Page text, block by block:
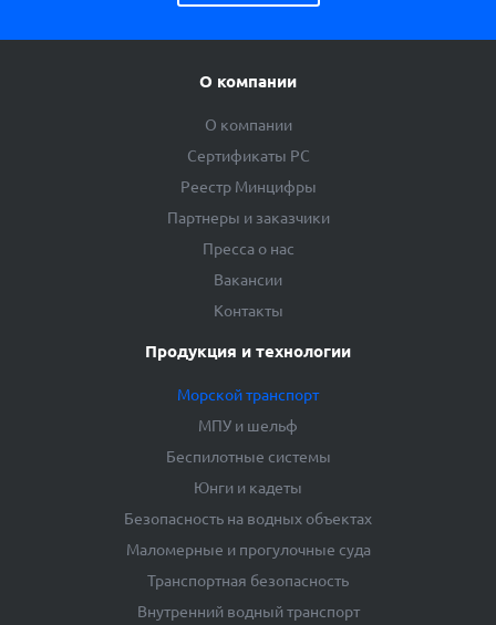
О компании
О компании
Сертификаты РС
Реестр Минцифры
Партнеры и заказчики
Пресса о нас
Вакансии
Контакты
Продукция и технологии
Морской транспорт
МПУ и шельф
Беспилотные системы
Юнги и кадеты
Безопасность на водных объектах
Маломерные и прогулочные суда
Транспортная безопасность
Внутренний водный транспорт